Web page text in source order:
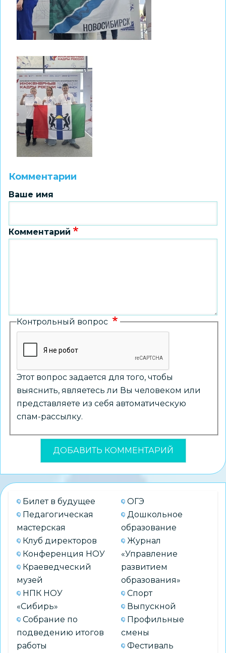
Комментарии
Ваше имя
Комментарий
Контрольный вопрос
Этот вопрос задается для того, чтобы
выяснить, являетесь ли Вы человеком или
представляете из себя автоматическую
спам-рассылку.
Билет в будущее
Педагогическая
мастерская
Клуб директоров
Конференция НОУ
Краеведческий
музей
НПК НОУ
«Сибирь»
Собрание по
подведению итогов
работы
ОГЭ
Дошкольное
образование
Журнал
«Управление
развитием
образования»
Спорт
Выпускной
Профильные
смены
Фестиваль